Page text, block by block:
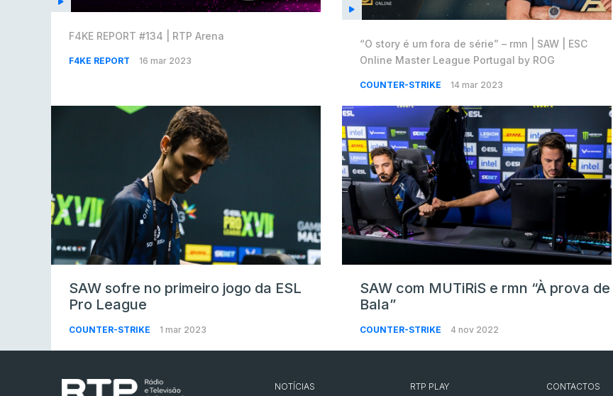
F4KE REPORT #134 | RTP Arena
F4KE REPORT 16 mar 2023
“O story é um fora de série” – rmn | SAW | ESC
Online Master League Portugal by ROG
COUNTER-STRIKE 14 mar 2023
SAW sofre no primeiro jogo da ESL
Pro League
COUNTER-STRIKE 1 mar 2023
SAW com MUTiRiS e rmn “À prova de
Bala”
COUNTER-STRIKE 4 nov 2022
NOTÍCIAS RTP PLAY CONTACTOS